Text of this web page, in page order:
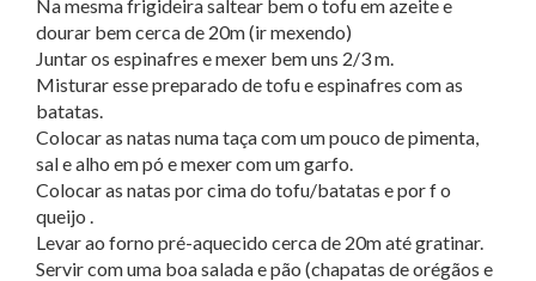
Na mesma frigideira saltear bem o tofu em azeite e
dourar bem cerca de 20m (ir mexendo)
Juntar os espinafres e mexer bem uns 2/3 m.
Misturar esse preparado de tofu e espinafres com as
batatas.
Colocar as natas numa taça com um pouco de pimenta,
sal e alho em pó e mexer com um garfo.
Colocar as natas por cima do tofu/batatas e por f o
queijo .
Levar ao forno pré-aquecido cerca de 20m até gratinar.
Servir com uma boa salada e pão (chapatas de orégãos e